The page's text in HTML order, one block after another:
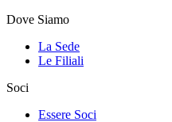
Dove Siamo
La Sede
Le Filiali
Soci
Essere Soci